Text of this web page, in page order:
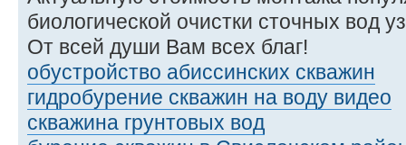
биологической очистки сточных вод
От всей души Вам всех благ!
обустройство абиссинских скважин
гидробурение скважин на воду видео
скважина грунтовых вод